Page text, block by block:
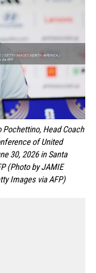
Pochettino, Head Coach
of United
30, 2026 in Santa
(Photo by JAMIE
Images via AFP)